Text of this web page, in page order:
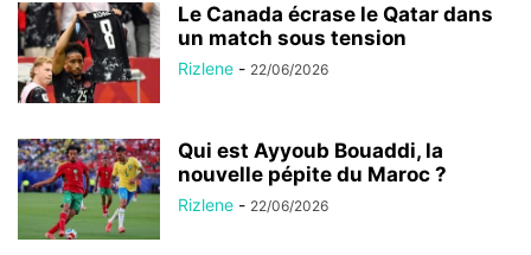
Le Canada écrase le Qatar dans
un match sous tension
Rizlene - 22/06/2026
Qui est Ayyoub Bouaddi, la
nouvelle pépite du Maroc ?
Rizlene - 22/06/2026